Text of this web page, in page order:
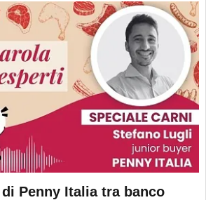
Penny Italia tra banco